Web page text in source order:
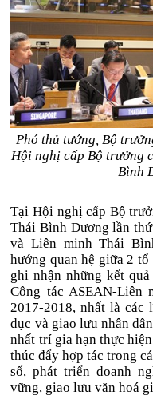
Phó thủ tướng, Bộ
Hội nghị cấp Bộ trưởng
Bình
Tại Hội nghị cấp Bộ
Thái Bình Dương lần
và Liên minh Thái
hướng quan hệ giữa 2
ghi nhận những kết
Công tác ASEAN-Liên
2017-2018, nhất là
dục và giao lưu nhân
nhất trí gia hạn thực
thúc đẩy hợp tác trong
số, phát triển doanh
vững, giao lưu văn hoá